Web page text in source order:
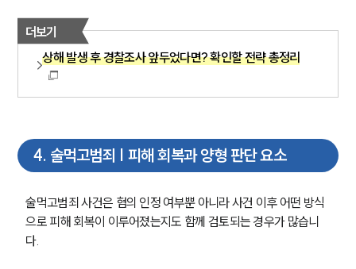
더보기
상해 발생 후 경찰조사 앞두었다면? 확인할 전략 총정리
4. 술먹고범죄 | 피해 회복과 양형 판단 요소
술먹고범죄 사건은 혐의 인정 여부뿐 아니라 사건 이후 어떤 방식
으로 피해 회복이 이루어졌는지도 함께 검토되는 경우가 많습니
다.